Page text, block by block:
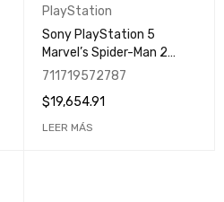
PlayStation
Sony PlayStation 5
Marvel’s Spider-Man 2
Edition 825GB / WiFi /
711719572787
$19,654.91
LEER MÁS